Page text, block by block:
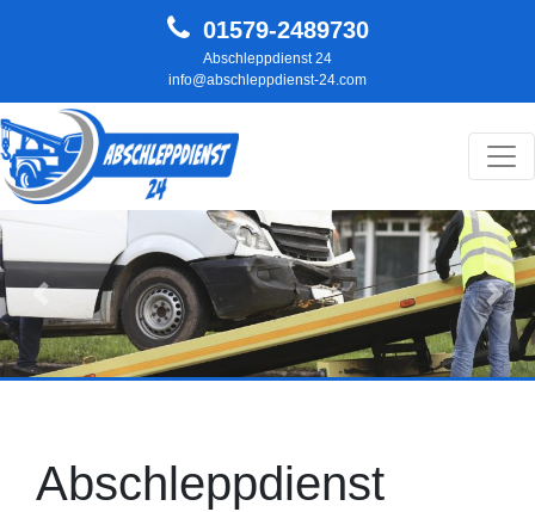
01579-2489730
Abschleppdienst 24
info@abschleppdienst-24.com
Hauptnavigation
Zurück
Abschleppdienst